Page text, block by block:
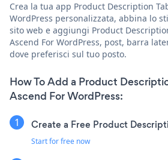
Crea la tua app Product Description
WordPress personalizzata, abbina lo
sito web e aggiungi Product
Ascend For WordPress, post, barra
dove preferisci sul tuo posto.
How To Add a Product
Ascend For WordPress:
Create a Free Product
Start for free now